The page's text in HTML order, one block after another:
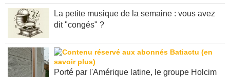
La petite musique de la semaine : vous avez
dit "congés" ?
Porté par l'Amérique latine, le groupe Holcim